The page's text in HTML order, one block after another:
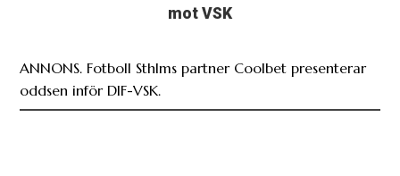
mot VSK
ANNONS. Fotboll Sthlms partner Coolbet presenterar
oddsen inför DIF-VSK.